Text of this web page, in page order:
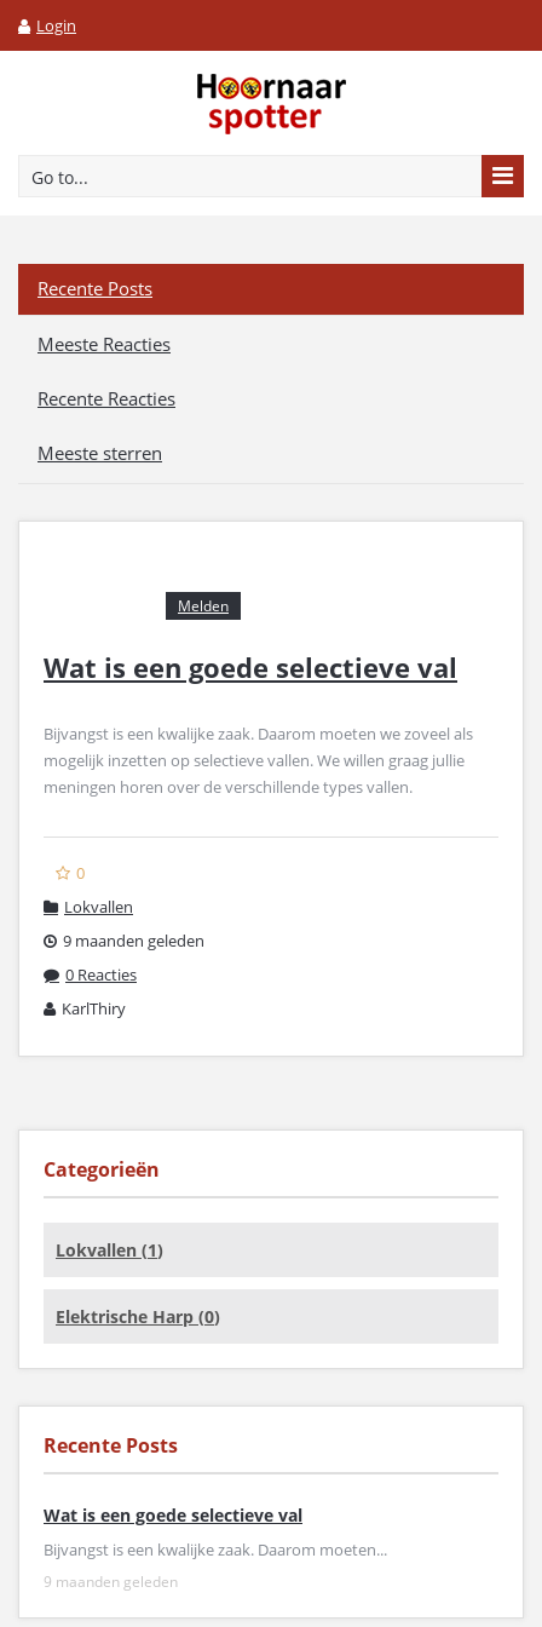
Login
Go to...
Recente Posts
Meeste Reacties
Recente Reacties
Meeste sterren
Wat is een goede selectieve val
Melden
Bijvangst is een kwalijke zaak. Daarom moeten we zoveel als
mogelijk inzetten op selectieve vallen. We willen graag jullie
meningen horen over de verschillende types vallen.
0
Lokvallen
9 maanden geleden
0 Reacties
KarlThiry
Categorieën
Lokvallen (1)
Elektrische Harp (0)
Recente Posts
Wat is een goede selectieve val
Bijvangst is een kwalijke zaak. Daarom moeten...
9 maanden geleden